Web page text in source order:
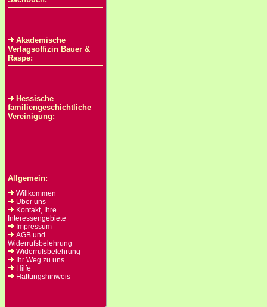
Akademische
Verlagsoffizin Bauer &
Raspe:
Hessische
familiengeschichtliche
Vereinigung:
Allgemein:
Willkommen
Über uns
Kontakt, Ihre
Interessengebiete
Impressum
AGB und
Widerrufsbelehrung
Widerrufsbelehrung
Ihr Weg zu uns
Hilfe
Haftungshinweis